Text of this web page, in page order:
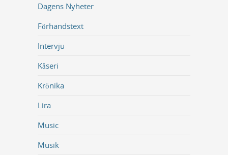
Dagens Nyheter
Förhandstext
Intervju
Kåseri
Krönika
Lira
Music
Musik